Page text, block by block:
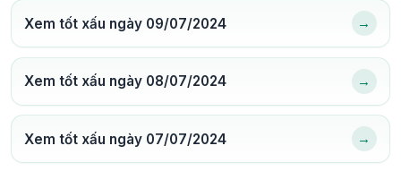
Xem tốt xấu ngày 09/07/2024 →
Xem tốt xấu ngày 08/07/2024 →
Xem tốt xấu ngày 07/07/2024 →